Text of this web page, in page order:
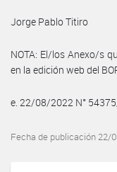
Jorge Pablo Titiro
NOTA: El/los Anexo/s
en la edición web del
e. 22/08/2022 N°
Fecha de publicación 22/